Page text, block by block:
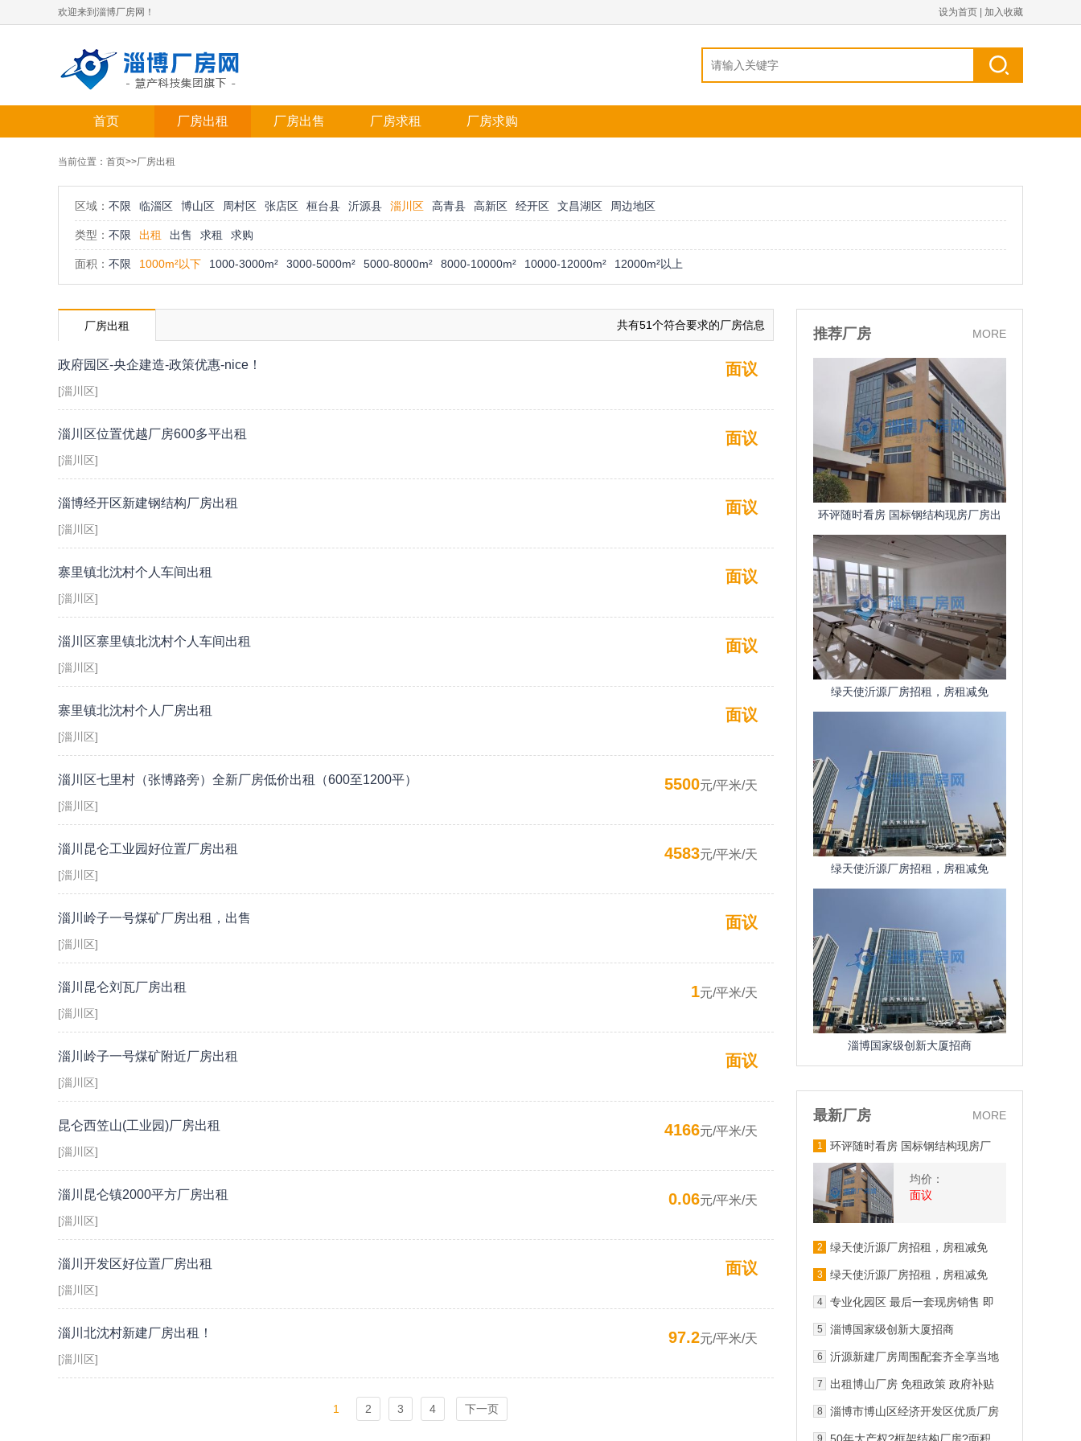
欢迎来到淄博厂房网！ 设为首页 加入收藏
首页 厂房出租 厂房出售 厂房求租 厂房求购
当前位置： 首页>>厂房出租
区域： 不限 临淄区 博山区 周村区 张店区 桓台县 沂源县 淄川区 高青县 高新区 经开区 文昌湖区 周边地区
类型： 不限 出租 出售 求租 求购
面积： 不限 1000m²以下 1000-3000m² 3000-5000m² 5000-8000m² 8000-10000m² 10000-12000m² 12000m²以上
厂房出租 共有51个符合要求的厂房信息
政府园区-央企建造-政策优惠-nice！
[淄川区]
面议
淄川区位置优越厂房600多平出租
[淄川区]
面议
淄博经开区新建钢结构厂房出租
[淄川区]
面议
寨里镇北沈村个人车间出租
[淄川区]
面议
淄川区寨里镇北沈村个人车间出租
[淄川区]
面议
寨里镇北沈村个人厂房出租
[淄川区]
面议
淄川区七里村（张博路旁）全新厂房低价出租（600至1200平）
[淄川区]
5500元/平米/天
淄川昆仑工业园好位置厂房出租
[淄川区]
4583元/平米/天
淄川岭子一号煤矿厂房出租，出售
[淄川区]
面议
淄川昆仑刘瓦厂房出租
[淄川区]
1元/平米/天
淄川岭子一号煤矿附近厂房出租
[淄川区]
面议
昆仑西笠山(工业园)厂房出租
[淄川区]
4166元/平米/天
淄川昆仑镇2000平方厂房出租
[淄川区]
0.06元/平米/天
淄川开发区好位置厂房出租
[淄川区]
面议
淄川北沈村新建厂房出租！
[淄川区]
97.2元/平米/天
1 2 3 4 下一页
推荐厂房 MORE
环评随时看房 国标钢结构现房厂房出
租 配套齐全
绿天使沂源厂房招租，房租减免
绿天使沂源厂房招租，房租减免
淄博国家级创新大厦招商
最新厂房 MORE
1
环评随时看房 国标钢结构现房厂
均价：
面议
2 绿天使沂源厂房招租，房租减免
3 绿天使沂源厂房招租，房租减免
4
专业化园区 最后一套现房销售 即
5 淄博国家级创新大厦招商
6
沂源新建厂房周围配套齐全享当地
7 出租博山厂房 免租政策 政府补贴
8
淄博市博山区经济开发区优质厂房
9